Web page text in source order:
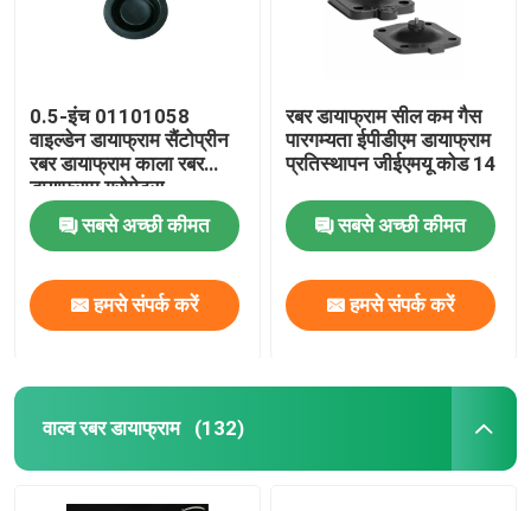
पीतल का सोलेनोइड वाल्व
औद्योगिक पल्स वाल्व
0.5-इंच 01101058
वाइल्डेन डायाफ्राम सैंटोप्रीन
रबर डायाफ्राम काला रबर
डायाफ्राम ग्रोमेट्स
सबसे अच्छी कीमत
हमसे संपर्क करें
रबर डायाफ्राम सील कम गैस
पारगम्यता ईपीडीएम डायाफ्राम
प्रतिस्थापन जीईएमयू कोड 14
सबसे अच्छी कीमत
हमसे संपर्क करें
वाल्व रबर डायाफ्राम (132)